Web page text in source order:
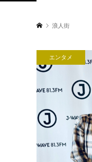
浪人街
エンタメ